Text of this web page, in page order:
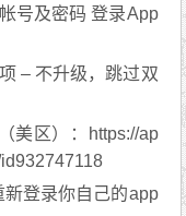
号及密码 登录App
– 不升级，跳过双
美区）：https://ap
登录你自己的app